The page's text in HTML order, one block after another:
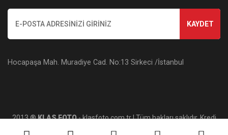
KAYDET
Hocapaşa Mah. Muradiye Cad. No:13 Sirkeci /İstanbul
2013 ®KLAS FOTO- klasfoto.com.tr | Tüm hakları saklıdır. Kredi